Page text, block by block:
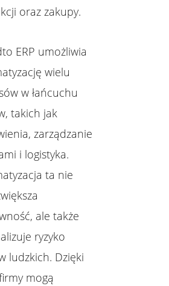
oraz zakupy.
ERP umożliwia
wielu
w łańcuchu
takich jak
zarządzanie
i logistyka.
ta nie
ale także
ryzyko
ludzkich. Dzięki
mogą